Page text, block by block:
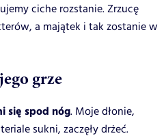
ciche rozstanie. Zrzucę
a majątek i tak zostanie w
grze
się spod nóg. Moje dłonie,
sukni, zaczęły drżeć.